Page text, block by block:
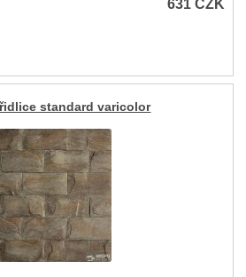
631CZK
standard varicolor